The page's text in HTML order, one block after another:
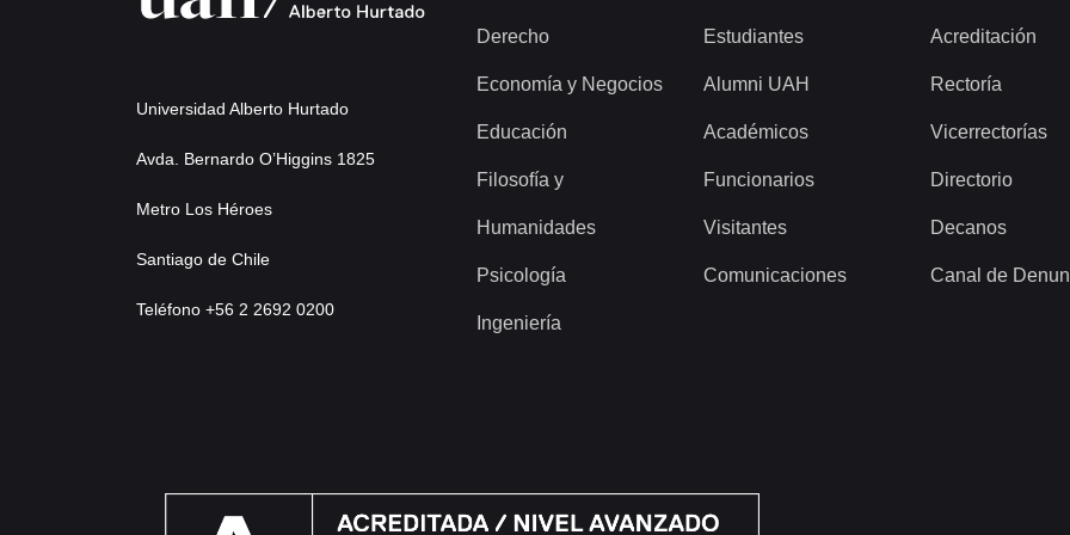
Universidad Alberto Hurtado
Avda. Bernardo O’Higgins 1825
Metro Los Héroes
Santiago de Chile
Teléfono +56 2 2692 0200
Derecho
Economía y Negocios
Educación
Filosofía y
Humanidades
Psicología
Ingeniería
Estudiantes
Alumni UAH
Académicos
Funcionarios
Visitantes
Comunicaciones
Acreditación
Rectoría
Vicerrectorías
Directorio
Decanos
Canal de